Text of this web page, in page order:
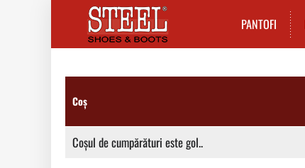
PANTOFI
Coș
Coșul de cumpărături este gol..